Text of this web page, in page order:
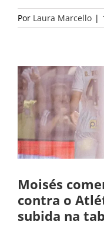
Por Laura Marcello |
Moisés
contra o
subida na